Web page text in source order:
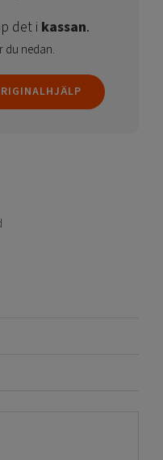
det i kassan.
du nedan.